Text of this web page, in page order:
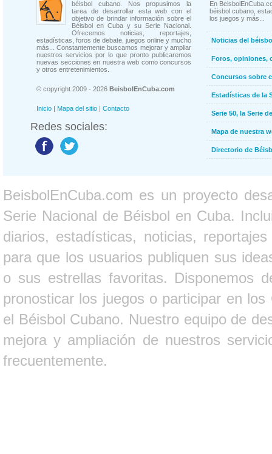
béisbol cubano. Nos propusimos la
tarea de desarrollar esta web con el
objetivo de brindar información sobre el
Béisbol en Cuba y su Serie Nacional.
Ofrecemos noticias, reportajes,
estadísticas, foros de debate, juegos online y mucho
más... Constantemente buscamos mejorar y ampliar
nuestros servicios por lo que pronto publicaremos
nuevas secciones en nuestra web como concursos
y otros entretenimientos.
© copyright 2009 - 2026 BeisbolEnCuba.com
Inicio | Mapa del sitio | Contacto
Redes sociales:
En
béisbol cubano,
los juegos y más...
Noticias del
Foros, opiniones,
Concursos sobre
Estadísticas de la
Serie 50, la Serie
Mapa de nuestra
Directorio de
BeisbolEnCuba.com es un proyecto
Serie Nacional de Béisbol en Cuba.
diarios, estadísticas, noticias,
para que los usuarios publiquen sus
o sus estrellas favoritas. Disponemos
pronosticar los juegos o participar en
el Béisbol Cubano. Nuestro equipo de
mejora y ampliación de nuestros
frecuentemente.